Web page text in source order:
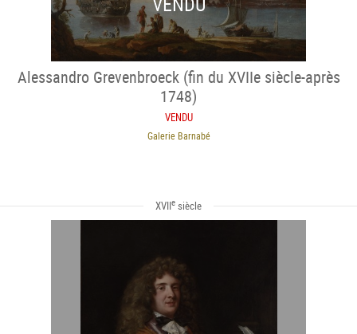
Alessandro Grevenbroeck (fin du XVIIe siècle-après
1748)
VENDU
Galerie Barnabé
XVIIe siècle